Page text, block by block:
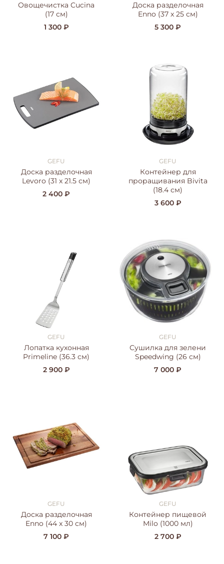
Овощечистка Cucina
(17 см)
1 300 ₽
Доска разделочная
Enno (37 x 25 см)
5 300 ₽
GEFU
Доска разделочная
Levoro (31 x 21.5 см)
2 400 ₽
GEFU
Контейнер для
проращивания Bivita
(18.4 см)
3 600 ₽
GEFU
Лопатка кухонная
Primeline (36.3 см)
2 900 ₽
GEFU
Сушилка для зелени
Speedwing (26 см)
7 000 ₽
GEFU
Доска разделочная
Enno (44 x 30 см)
7 100 ₽
GEFU
Контейнер пищевой
Milo (1000 мл)
2 700 ₽